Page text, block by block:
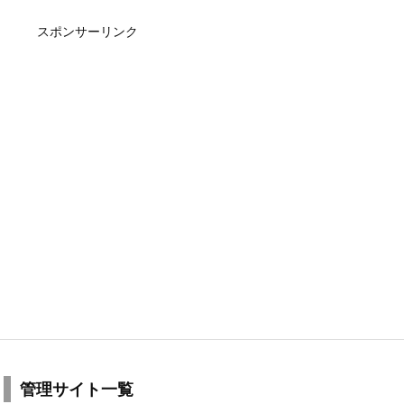
スポンサーリンク
管理サイト一覧